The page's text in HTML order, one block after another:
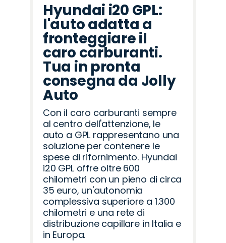
Hyundai i20 GPL:
l'auto adatta a
fronteggiare il
caro carburanti.
Tua in pronta
consegna da Jolly
Auto
Con il caro carburanti sempre
al centro dell'attenzione, le
auto a GPL rappresentano una
soluzione per contenere le
spese di rifornimento. Hyundai
i20 GPL offre oltre 600
chilometri con un pieno di circa
35 euro, un'autonomia
complessiva superiore a 1.300
chilometri e una rete di
distribuzione capillare in Italia e
in Europa.